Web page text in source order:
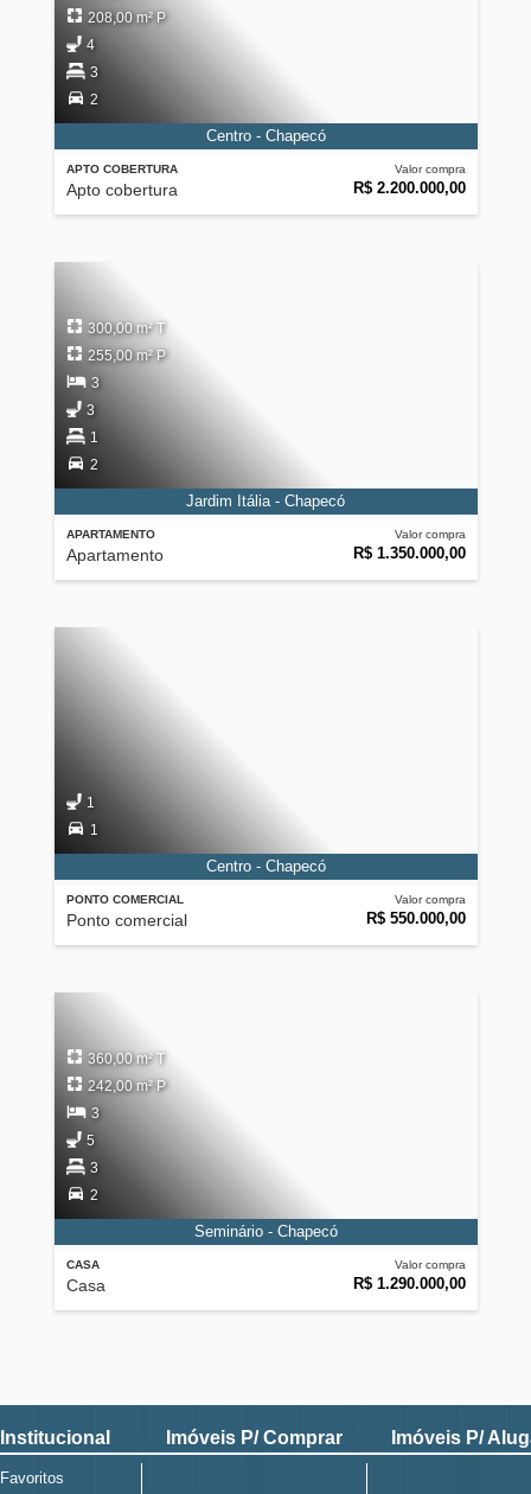
APTO COBERTURA
Apto cobertura
Valor compra
R$ 2.200.000,00
208,00 m² P
4
3
2
Centro - Chapecó
APARTAMENTO
Apartamento
Valor compra
R$ 1.350.000,00
300,00 m² T
255,00 m² P
3
3
1
2
Jardim Itália - Chapecó
PONTO COMERCIAL
Ponto comercial
Valor compra
R$ 550.000,00
1
1
Centro - Chapecó
CASA
Casa
Valor compra
R$ 1.290.000,00
360,00 m² T
242,00 m² P
3
5
3
2
Seminário - Chapecó
Institucional
Favoritos
Imóveis P/ Comprar Imóveis P/